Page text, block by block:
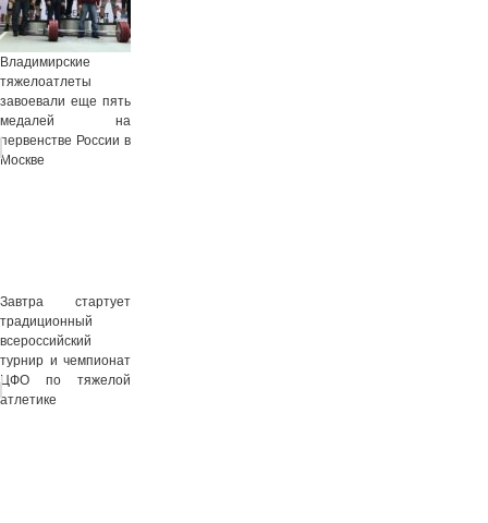
Владимирские
тяжелоатлеты
завоевали еще пять
медалей на
первенстве России в
Москве
Завтра стартует
традиционный
всероссийский
турнир и чемпионат
ЦФО по тяжелой
атлетике